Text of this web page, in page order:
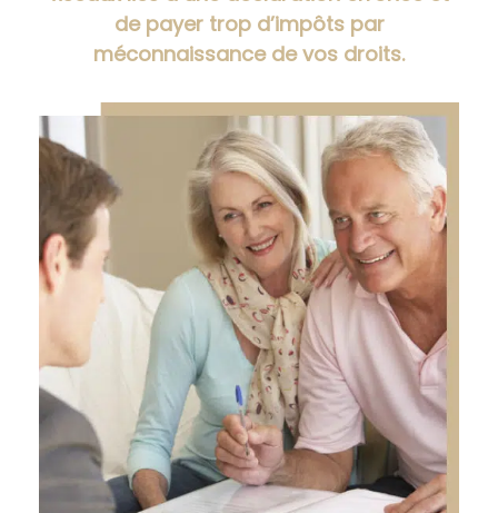
de payer trop d’impôts par
méconnaissance de vos droits.